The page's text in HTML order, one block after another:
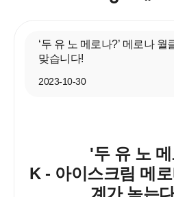
‘두 유 노 메로나?’ 메로나 월
맞습니다!
2023-10-30
'두 유 노
K - 아이스크림 메
계가 녹는